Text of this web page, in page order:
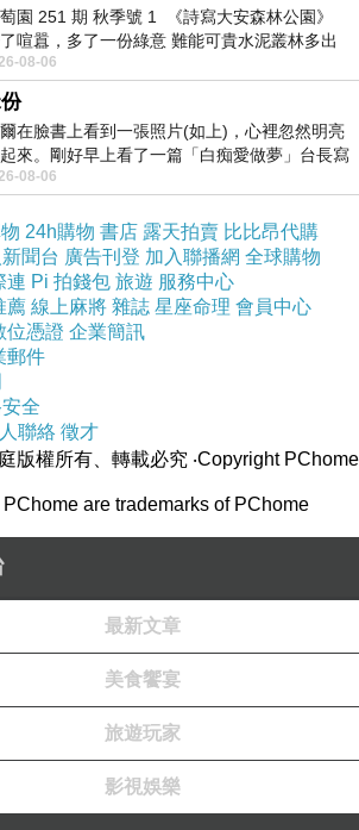
台灣手工鞋~ 全真羊皮水鑽麂皮拼接
OL們想要一雙好穿又不咬腳的鞋嗎?
園 251 期 秋季號 1 《詩寫大安森林公園》
喧囂，多了一份綠意 難能可貴水泥叢林多出
08-06
在臉書上看到一張照片(如上)，心裡忽然明亮
來。剛好早上看了一篇「白痴愛做夢」台長寫
文，在回顧年輕時瘋狂愛上
08-06
24h購物 書店 露天拍賣 比比昂代購
聞台 廣告刊登 加入聯播網 全球購物
連 Pi 拍錢包 旅遊 服務中心
薦 線上麻將 雜誌 星座命理 會員中心
位憑證 企業簡訊
郵件
全
聯絡 徵才
版權所有、轉載必究 ‧Copyright PChome
are trademarks of PChome
最新文章
美食饗宴
旅遊玩家
影視娛樂